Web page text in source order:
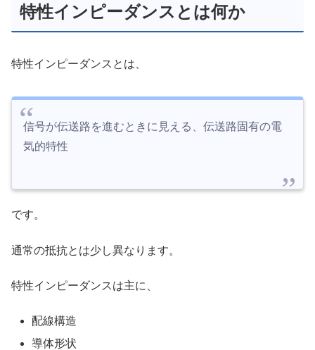
特性インピーダンスとは何か
特性インピーダンスとは、
信号が伝送路を進むときに見える、伝送路固有の電
気的特性
です。
通常の抵抗とは少し異なります。
特性インピーダンスは主に、
配線構造
導体形状